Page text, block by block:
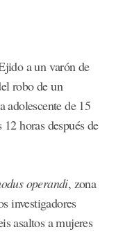
a un varón de
robo de un
adolescente de 15
horas después de
operandi, zona
investigadores
asaltos a mujeres